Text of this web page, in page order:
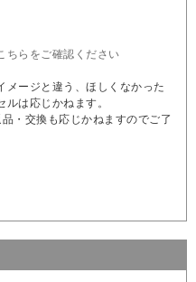
ちらをご確認ください
メージと違う、ほしくなかった
は応じかねます。
・交換も応じかねますのでご了